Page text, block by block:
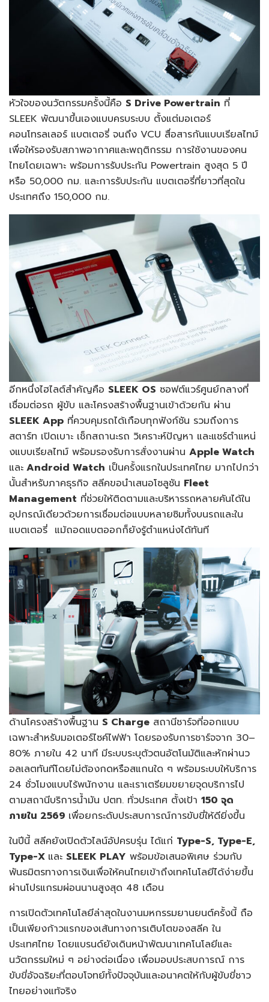
หัวใจของนวัตกรรมครั้งนี้คือ S Drive Powertrain ที่
SLEEK พัฒนาขึ้นเองแบบครบระบบ ตั้งแต่มอเตอร์
คอนโทรลเลอร์ แบตเตอรี่ จนถึง VCU สื่อสารกันแบบเรียลไทม์
เพื่อให้รองรับสภาพอากาศและพฤติกรรม การใช้งานของคน
ไทยโดยเฉพาะ พร้อมการรับประกัน Powertrain สูงสุด 5 ปี
หรือ 50,000 กม. และการรับประกัน แบตเตอรี่ที่ยาวที่สุดใน
ประเทศถึง 150,000 กม.
อีกหนึ่งไฮไลต์สำคัญคือ SLEEK OS ซอฟต์แวร์ศูนย์กลางที่
เชื่อมต่อรถ ผู้ขับ และโครงสร้างพื้นฐานเข้าด้วยกัน ผ่าน
SLEEK App ที่ควบคุมรถได้เกือบทุกฟังก์ชัน รวมถึงการ
สตาร์ท เปิดเบาะ เช็กสถานะรถ วิเคราะห์ปัญหา และแชร์ตำแหน่
งแบบเรียลไทม์ พร้อมรองรับการสั่งงานผ่าน Apple Watch
และ Android Watch เป็นครั้งแรกในประเทศไทย มากไปกว่า
นั้นสำหรับภาคธุรกิจ สลีคขอนำเสนอโซลูชัน Fleet
Management ที่ช่วยให้ติดตามและบริหารรถหลายคันได้ใน
อุปกรณ์เดียวด้วยการเชื่อมต่อแบบหลายซิมทั้งบนรถและใน
แบตเตอรี่ แม้ถอดแบตออกก็ยังรู้ตำแหน่งได้ทันที
ด้านโครงสร้างพื้นฐาน S Charge สถานีชาร์จที่ออกแบบ
เฉพาะสำหรับมอเตอร์ไซค์ไฟฟ้า โดยรองรับการชาร์จจาก 30–
80% ภายใน 42 นาที มีระบบระบุตัวตนอัตโนมัติและหักผ่านว
อลเลตทันทีโดยไม่ต้องกดหรือสแกนใด ๆ พร้อมระบบให้บริการ
24 ชั่วโมงแบบไร้พนักงาน และเราเตรียมขยายจุดบริการไป
ตามสถานีบริการน้ำมัน ปตท. ทั่วประเทศ ตั้งเป้า 150 จุด
ภายใน 2569 เพื่อยกระดับประสบการณ์การขับขี่ให้ดียิ่งขึ้น
ในปีนี้ สลีคยังเปิดตัวไลน์อัปครบรุ่น ได้แก่ Type-S, Type-E,
Type-X และ SLEEK PLAY พร้อมข้อเสนอพิเศษ ร่วมกับ
พันธมิตรทางการเงินเพื่อให้คนไทยเข้าถึงเทคโนโลยีได้ง่ายขึ้น
ผ่านโปรแกรมผ่อนนานสูงสุด 48 เดือน
การเปิดตัวเทคโนโลยีล่าสุดในงานมหกรรมยานยนต์ครั้งนี้ ถือ
เป็นเพียงก้าวแรกของเส้นทางการเติบโตของสลีค ใน
ประเทศไทย โดยแบรนด์ยังเดินหน้าพัฒนาเทคโนโลยีและ
นวัตกรรมใหม่ ๆ อย่างต่อเนื่อง เพื่อมอบประสบการณ์ การ
ขับขี่อัจฉริยะที่ตอบโจทย์ทั้งปัจจุบันและอนาคตให้กับผู้ขับขี่ชาว
ไทยอย่างแท้จริง